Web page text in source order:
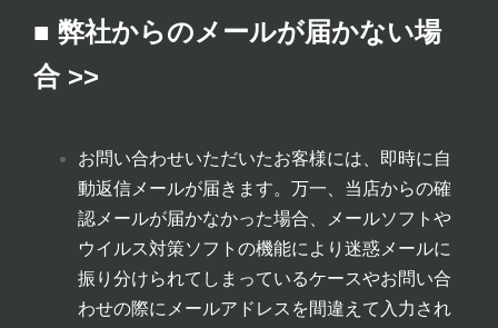
■ 弊社からのメールが届かない場
合 >>
お問い合わせいただいたお客様には、即時に自
動返信メールが届きます。万一、当店からの確
認メールが届かなかった場合、メールソフトや
ウイルス対策ソフトの機能により迷惑メールに
振り分けられてしまっているケースやお問い合
わせの際にメールアドレスを間違えて入力され